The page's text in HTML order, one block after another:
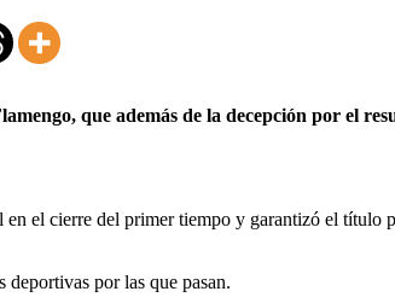
el cierre del primer tiempo y garantizó el título
por las que pasan.